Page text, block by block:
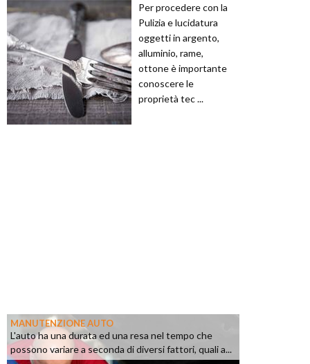
Per procedere con la
Pulizia e lucidatura
oggetti in argento,
alluminio, rame,
ottone è importante
conoscere le
proprietà tec ...
MANUTENZIONE AUTO
L'auto ha una durata ed una resa nel tempo che
possono variare a seconda di diversi fattori, quali a...